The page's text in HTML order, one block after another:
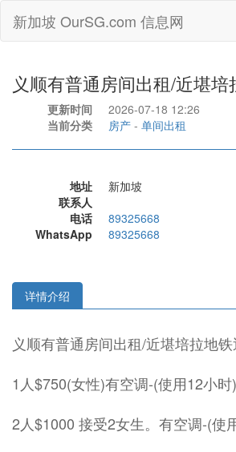
新加坡 OurSG.com 信息网
义顺有普通房间出租/近堪
更新时间
2026-07-18 12:26
当前分类
房产 - 单间出租
地址
新加坡
联系人
电话
89325668
WhatsApp
89325668
详情介绍
义顺有普通房间出租/近堪培拉地
1人$750(女性)有空调-(使用12小时)
2人$1000 接受2女生。有空调-(使